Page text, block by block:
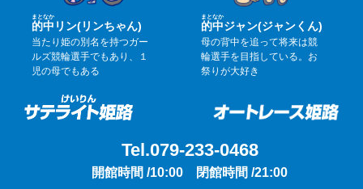
的
まと
中
なか
リン(リンちゃん)
当たり姫の別名を持つガー
ルズ競輪選手でもあり、１
児の母でもある
的
まと
中
なか
ジャン(ジャンくん)
母の背中を追って将来は競
輪選手を目指している。お
祭りが大好き
Tel.079-233-0468
開館時間 /10:00 閉館時間 /21:00